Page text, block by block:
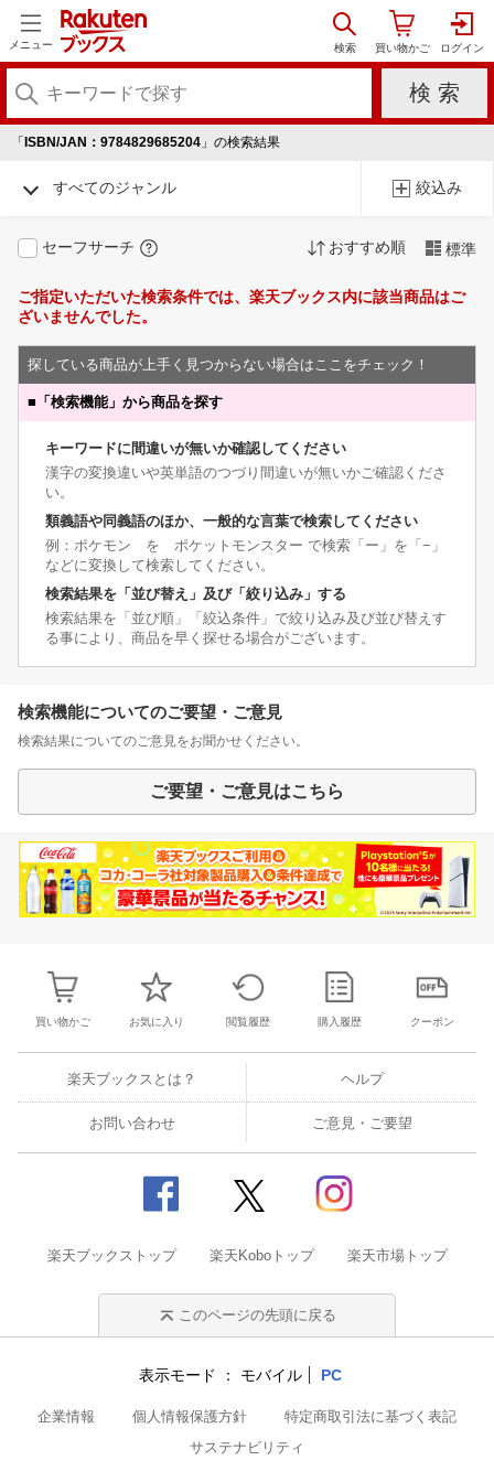
メニュー
「 ISBN/JAN：9784829685204 」の検索結果
すべてのジャンル 絞込み
セーフサーチ おすすめ順 標準
ご指定いただいた検索条件では、楽天ブックス内に該当商品はご
ざいませんでした。
探している商品が上手く見つからない場合はここをチェック！
■ 「検索機能」から商品を探す
キーワードに間違いが無いか確認してください
漢字の変換違いや英単語のつづり間違いが無いかご確認くださ
い。
類義語や同義語のほか、一般的な言葉で検索してください
例：ポケモン を ポケットモンスター で検索「ー」を「−」
などに変換して検索してください。
検索結果を「並び替え」及び「絞り込み」する
検索結果を「並び順」「絞込条件」で絞り込み及び並び替えす
る事により、商品を早く探せる場合がございます。
検索機能についてのご要望・ご意見
検索結果についてのご意見をお聞かせください。
ご要望・ご意見はこちら
買い物かご お気に入り 閲覧履歴 購入履歴 クーポン
楽天ブックスとは？ ヘルプ
お問い合わせ ご意見・ご要望
楽天ブックストップ 楽天Koboトップ 楽天市場トップ
このページの先頭に戻る
表示モード モバイル PC
企業情報 個人情報保護方針
特定商取引法に基づく表記
サステナビリティ